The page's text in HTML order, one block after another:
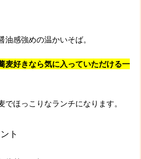
油感強めの温かいそば。
麦好きなら気に入っていただける一
でほっこりなランチになります。
ト